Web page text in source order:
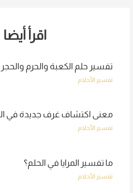
اقرأ أيضا
تفسير حلم الكعبة والحرم
تفسير الأحلام
معنى اكتشاف غرف جديدة في
تفسير الأحلام
ما تفسير المرايا في الحلم؟
تفسير الأحلام